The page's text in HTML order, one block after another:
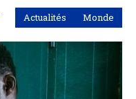
Actualités Monde